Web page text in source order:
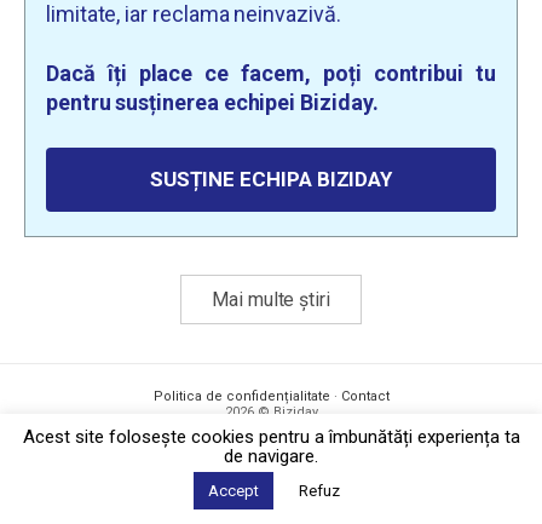
limitate, iar reclama neinvazivă.
Dacă îți place ce facem, poți contribui tu
pentru susținerea echipei Biziday.
SUSȚINE ECHIPA BIZIDAY
Mai multe știri
Politica de confidențialitate · Contact
2026 © Biziday
Acest site foloseşte cookies pentru a îmbunătăți experiența ta
de navigare.
Accept Refuz